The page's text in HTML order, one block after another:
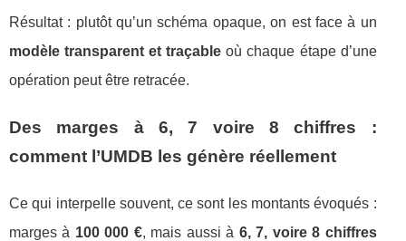
Résultat : plutôt qu’un schéma opaque, on est face à un
modèle transparent et traçable où chaque étape d’une
opération peut être retracée.
Des marges à 6, 7 voire 8 chiffres :
comment l’UMDB les génère réellement
Ce qui interpelle souvent, ce sont les montants évoqués :
marges à 100 000 €, mais aussi à 6, 7, voire 8 chiffres